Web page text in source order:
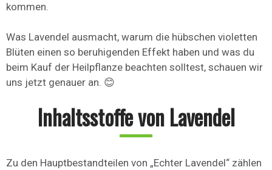
kommen.
Was Lavendel ausmacht, warum die hübschen violetten
Blüten einen so beruhigenden Effekt haben und was du
beim Kauf der Heilpflanze beachten solltest, schauen wir
uns jetzt genauer an. 😊
Inhaltsstoffe von Lavendel
Zu den Hauptbestandteilen von „Echter Lavendel“ zählen